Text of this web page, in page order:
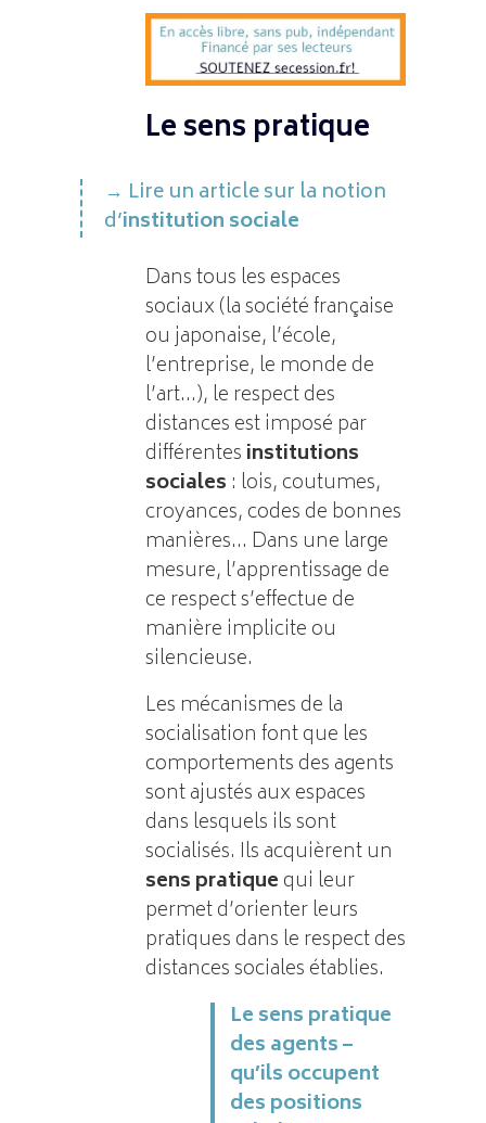
Le sens pratique
Lire un article sur la notion
d’institution sociale
Dans tous les espaces
sociaux (la société française
ou japonaise, l’école,
l’entreprise, le monde de
l’art…), le respect des
distances est imposé par
différentesinstitutions
sociales : lois, coutumes,
croyances, codes de bonnes
manières… Dans une large
mesure, l’apprentissage de
ce respect s’effectue de
manière implicite ou
silencieuse.
Les mécanismes de la
socialisation font que les
comportements des agents
sont ajustés aux espaces
dans lesquels ils sont
socialisés. Ils acquièrent un
sens pratiquequi leur
permet d’orienter leurs
pratiques dans le respect des
distances sociales établies.
Le sens pratique
des agents –
qu’ils occupent
des positions